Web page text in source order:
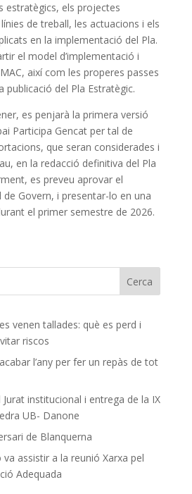
estratègics, els projectes
de treball, les actuacions i els
en la implementació del Pla.
el model d’implementació i
així com les properes passes
publicació del Pla Estratègic.
es penjarà la primera versió
Participa Gencat per tal de
que seran considerades i
en la redacció definitiva del Pla
es preveu aprovar el
de Govern, i presentar-lo en una
el primer semestre de 2026.
venen tallades: què es perd i
riscos
l’any per fer un repàs de tot
institucional i entrega de la IX
UB- Danone
de Blanquerna
va assistir a la reunió Xarxa pel
Adequada